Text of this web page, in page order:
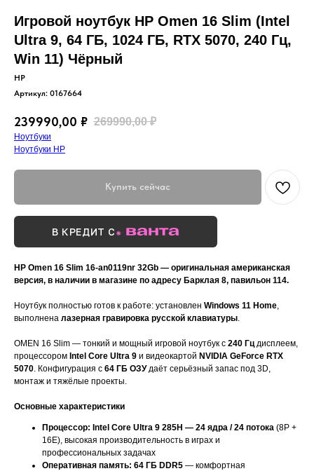
Игровой ноутбук HP Omen 16 Slim (Intel
Ultra 9, 64 ГБ, 1024 ГБ, RTX 5070, 240 Гц,
Win 11) Чёрный
HP
Артикул: 0167664
239990,00 ₽ 269990,00 ₽
Ноутбуки
Ноутбуки HP
Купить сейчас
В КРЕДИТ С
HP Omen 16 Slim 16-an0119nr 32Gb — оригинальная американская
версия, в наличии в магазине по адресу Барклая 8, павильон 114.
Ноутбук полностью готов к работе: установлен Windows 11 Home,
выполнена лазерная гравировка русской клавиатуры.
OMEN 16 Slim — тонкий и мощный игровой ноутбук с 240 Гцдисплеем,
процессором Intel Core Ultra 9 и видеокартой NVIDIA GeForce RTX
5070. Конфигурация с 64 ГБ ОЗУдаёт серьёзный запас под 3D,
монтаж и тяжёлые проекты.
Основные характеристики
Процессор: Intel Core Ultra 9 285H — 24 ядра / 24 потока (8P +
16E), высокая производительность в играх и
профессиональных задачах
Оперативная память: 64 ГБ DDR5 — комфортная